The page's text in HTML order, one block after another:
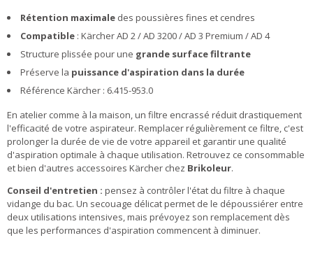
Rétention maximale des poussières fines et cendres
Compatible : Kärcher AD 2 / AD 3200 / AD 3 Premium / AD 4
Structure plissée pour une grande surface filtrante
Préserve la puissance d'aspiration dans la durée
Référence Kärcher : 6.415-953.0
En atelier comme à la maison, un filtre encrassé réduit drastiquement
l'efficacité de votre aspirateur. Remplacer régulièrement ce filtre, c'est
prolonger la durée de vie de votre appareil et garantir une qualité
d'aspiration optimale à chaque utilisation. Retrouvez ce consommable
et bien d'autres accessoires Kärcher chez Brikoleur.
Conseil d'entretien : pensez à contrôler l'état du filtre à chaque
vidange du bac. Un secouage délicat permet de le dépoussiérer entre
deux utilisations intensives, mais prévoyez son remplacement dès
que les performances d'aspiration commencent à diminuer.